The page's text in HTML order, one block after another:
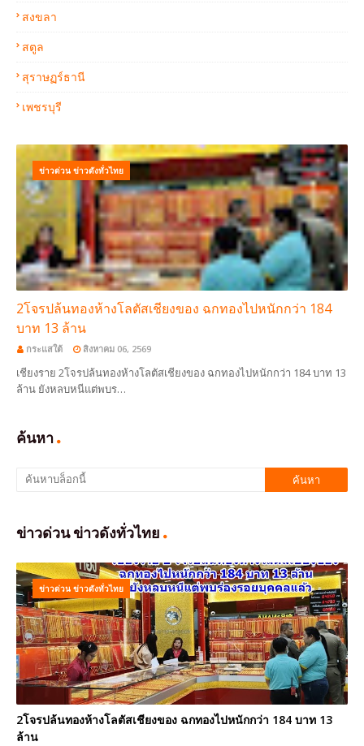
สงขลา
สตูล
สุราษฏร์ธานี
เพชรบุรี
ข่าวด่วน ข่าวดังทั่วไทย
2โจรปล้นทองห้างโลตัสเชียงของ ฉกทองไปหนักกว่า 184
บาท 13 ล้าน
กระแสใต้ สิงหาคม 06, 2569
เชียงราย 2โจรปล้นทองห้างโลตัสเชียงของ ฉกทองไปหนักกว่า 184 บาท 13
ล้าน ยังหลบหนีแต่พบร…
ค้นหา
ข่าวด่วน ข่าวดังทั่วไทย
ข่าวด่วน ข่าวดังทั่วไทย
2โจรปล้นทองห้างโลตัสเชียงของ ฉกทองไปหนักกว่า 184 บาท 13
ล้าน